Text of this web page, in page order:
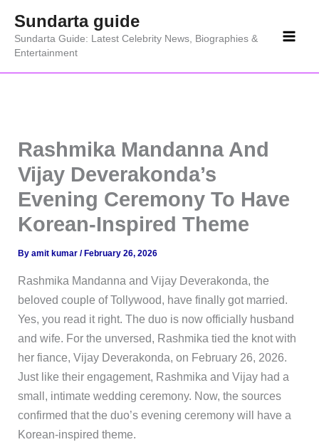
content
Sundarta guide
Sundarta Guide: Latest Celebrity News, Biographies &
Entertainment
Rashmika Mandanna And
Vijay Deverakonda’s
Evening Ceremony To Have
Korean-Inspired Theme
Byamit kumar/ February 26, 2026
Rashmika Mandanna and Vijay Deverakonda, the
beloved couple of Tollywood, have finally got married.
Yes, you read it right. The duo is now officially husband
and wife. For the unversed, Rashmika tied the knot with
her fiance, Vijay Deverakonda, on February 26, 2026.
Just like their engagement, Rashmika and Vijay had a
small, intimate wedding ceremony. Now, the sources
confirmed that the duo’s evening ceremony will have a
Korean-inspired theme.